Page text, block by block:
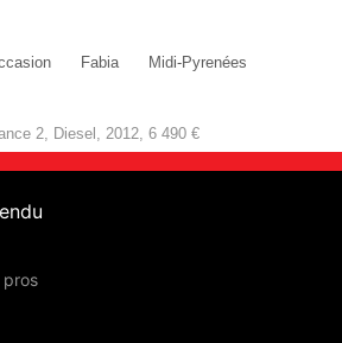
Fabia
Midi-Pyrenées
2, Diesel, 2012, 6 490 €
pros